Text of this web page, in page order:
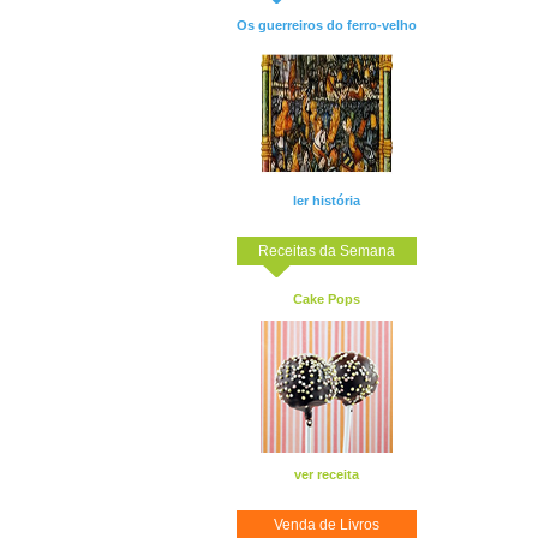
Os guerreiros do ferro-velho
ler história
Receitas da Semana
Cake Pops
ver receita
Venda de Livros